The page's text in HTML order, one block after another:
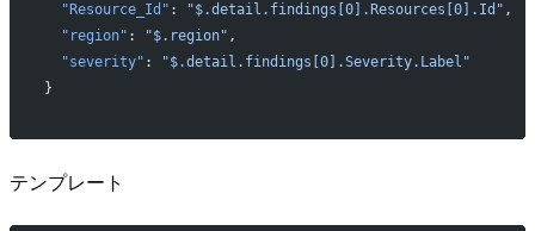
  "Resource_Id"
: "$.detail.findings[0].Resources[0].Id" ,
  "region"
: "$.region" ,
  "severity"
:
"$.detail.findings[0].Severity.Label"
}
テンプレート